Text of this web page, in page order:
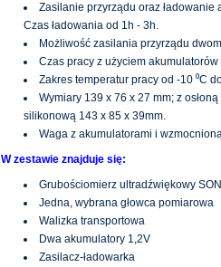
Zasilanie przyrządu oraz ładowanie
Czas ładowania od 1h - 3h.
Możliwość zasilania przyrządu
Czas pracy z użyciem
Zakres temperatur pracy od -10 ⁰C
Wymiary 139 x 76 x 27 mm; z
silikonową 143 x 85 x 39mm.
Waga z akumulatorami i
W zestawie znajduje się:
Grubościomierz ultradźwiękowy
Jedna, wybrana głowca pomiarowa
Walizka transportowa
Dwa akumulatory 1,2V
Zasilacz-ładowarka